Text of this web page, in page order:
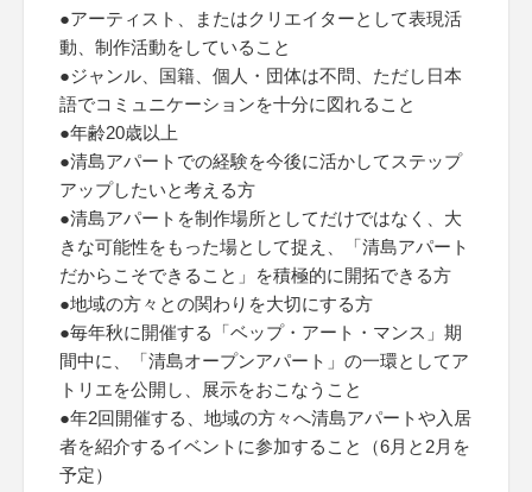
●アーティスト、またはクリエイターとして表現活
動、制作活動をしていること
●ジャンル、国籍、個人・団体は不問、ただし日本
語でコミュニケーションを十分に図れること
●年齢20歳以上
●清島アパートでの経験を今後に活かしてステップ
アップしたいと考える方
●清島アパートを制作場所としてだけではなく、大
きな可能性をもった場として捉え、「清島アパート
だからこそできること」を積極的に開拓できる方
●地域の方々との関わりを大切にする方
●毎年秋に開催する「ベップ・アート・マンス」期
間中に、「清島オープンアパート」の一環としてア
トリエを公開し、展示をおこなうこと
●年2回開催する、地域の方々へ清島アパートや入居
者を紹介するイベントに参加すること（6月と2月を
予定）